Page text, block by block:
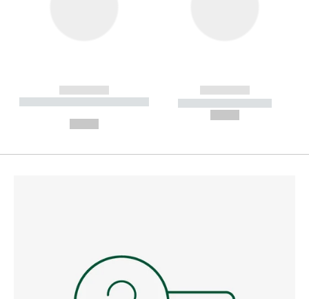
------------
----------- ----------- --------
------------
----------- -----------